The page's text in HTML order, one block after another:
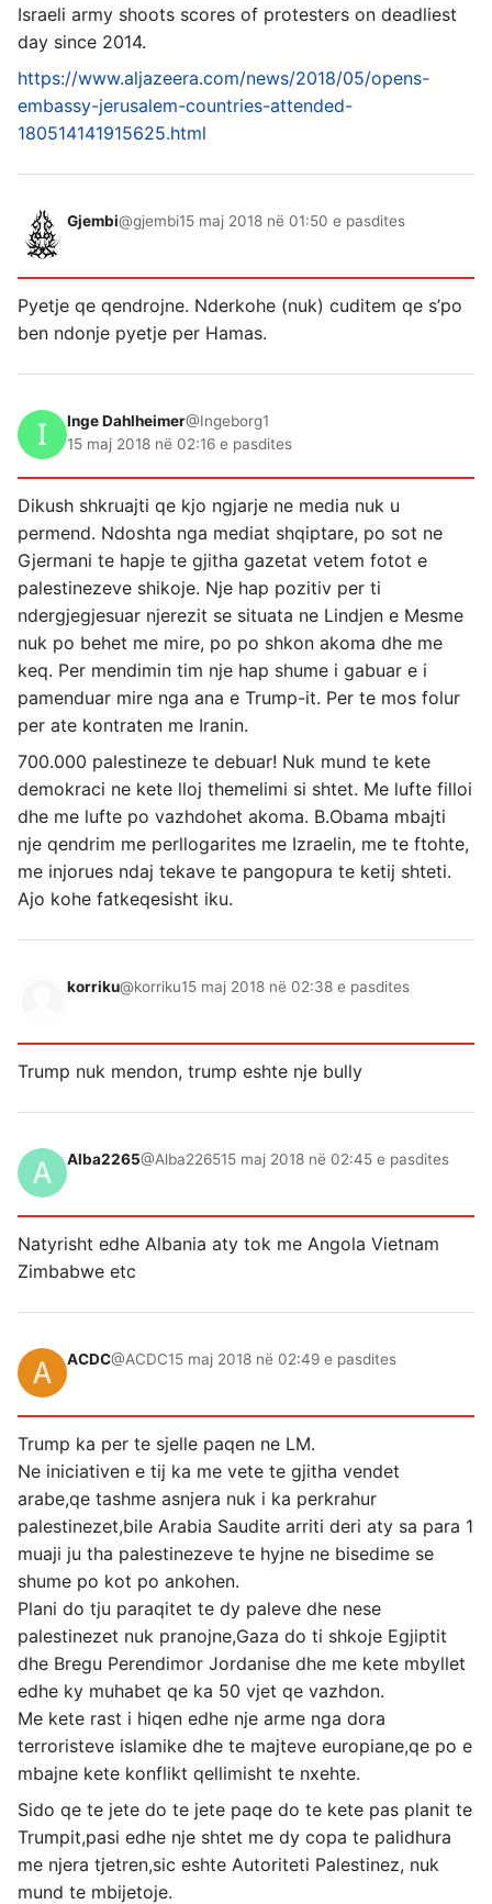
Israeli army shoots scores of protesters on deadliest
day since 2014.
https://www.aljazeera.com/news/2018/05/opens-
embassy-jerusalem-countries-attended-
180514141915625.html
Gjembi@gjembi15 maj 2018 në 01:50 e pasdites
Pyetje qe qendrojne. Nderkohe (nuk) cuditem qe s’po
ben ndonje pyetje per Hamas.
Inge Dahlheimer@Ingeborg1
15 maj 2018 në 02:16 e pasdites
Dikush shkruajti qe kjo ngjarje ne media nuk u
permend. Ndoshta nga mediat shqiptare, po sot ne
Gjermani te hapje te gjitha gazetat vetem fotot e
palestinezeve shikoje. Nje hap pozitiv per ti
ndergjegjesuar njerezit se situata ne Lindjen e Mesme
nuk po behet me mire, po po shkon akoma dhe me
keq. Per mendimin tim nje hap shume i gabuar e i
pamenduar mire nga ana e Trump-it. Per te mos folur
per ate kontraten me Iranin.
700.000 palestineze te debuar! Nuk mund te kete
demokraci ne kete lloj themelimi si shtet. Me lufte filloi
dhe me lufte po vazhdohet akoma. B.Obama mbajti
nje qendrim me perllogarites me Izraelin, me te ftohte,
me injorues ndaj tekave te pangopura te ketij shteti.
Ajo kohe fatkeqesisht iku.
korriku@korriku15 maj 2018 në 02:38 e pasdites
Trump nuk mendon, trump eshte nje bully
Alba2265@Alba226515 maj 2018 në 02:45 e pasdites
Natyrisht edhe Albania aty tok me Angola Vietnam
Zimbabwe etc
ACDC@ACDC15 maj 2018 në 02:49 e pasdites
Trump ka per te sjelle paqen ne LM.
Ne iniciativen e tij ka me vete te gjitha vendet
arabe,qe tashme asnjera nuk i ka perkrahur
palestinezet,bile Arabia Saudite arriti deri aty sa para 1
muaji ju tha palestinezeve te hyjne ne bisedime se
shume po kot po ankohen.
Plani do tju paraqitet te dy paleve dhe nese
palestinezet nuk pranojne,Gaza do ti shkoje Egjiptit
dhe Bregu Perendimor Jordanise dhe me kete mbyllet
edhe ky muhabet qe ka 50 vjet qe vazhdon.
Me kete rast i hiqen edhe nje arme nga dora
terroristeve islamike dhe te majteve europiane,qe po e
mbajne kete konflikt qellimisht te nxehte.
Sido qe te jete do te jete paqe do te kete pas planit te
Trumpit,pasi edhe nje shtet me dy copa te palidhura
me njera tjetren,sic eshte Autoriteti Palestinez, nuk
mund te mbijetoje.